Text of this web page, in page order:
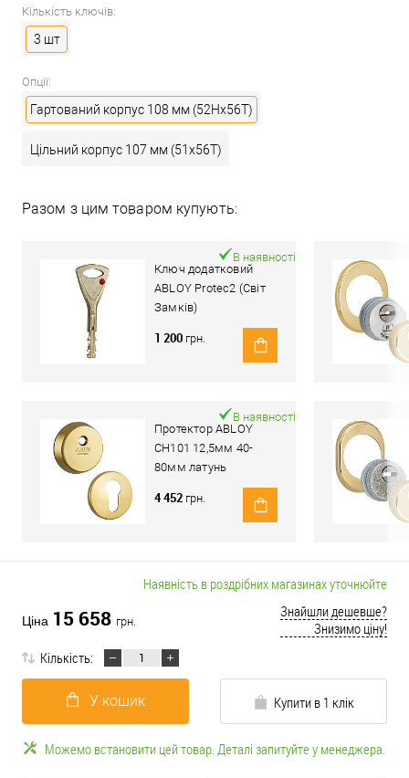
Кількість ключів:
3 шт
Опції:
Гартований корпус 108 мм (52Hx56T)
Цільний корпус 107 мм (51x56T)
Разом з цим товаром купують:
Ключ додатковий
ABLOY Protec2 (Світ
Замків)
В наявності
1 200 грн.
Протектор ABLOY
CH101 12,5мм 40-
80мм латунь
В наявності
4 452 грн.
Наявність в роздрібних магазинах уточнюйте
Ціна 15 658 грн.
Знайшли дешевше?
Знизимо ціну!
Кількість:
У кошик Купити в 1 клік
Можемо встановити цей товар. Деталі запитуйте у менеджера.